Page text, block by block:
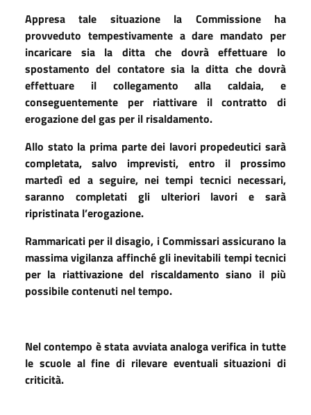
Appresa tale situazione la Commissione ha
provveduto tempestivamente a dare mandato per
incaricare sia la ditta che dovrà effettuare lo
spostamento del contatore sia la ditta che dovrà
effettuare il collegamento alla caldaia, e
conseguentemente per riattivare il contratto di
erogazione del gas per il risaldamento.
Allo stato la prima parte dei lavori propedeutici sarà
completata, salvo imprevisti, entro il prossimo
martedì ed a seguire, nei tempi tecnici necessari,
saranno completati gli ulteriori lavori e sarà
ripristinata l’erogazione.
Rammaricati per il disagio, i Commissari assicurano la
massima vigilanza affinché gli inevitabili tempi tecnici
per la riattivazione del riscaldamento siano il più
possibile contenuti nel tempo.
Nel contempo è stata avviata analoga verifica in tutte
le scuole al fine di rilevare eventuali situazioni di
criticità.